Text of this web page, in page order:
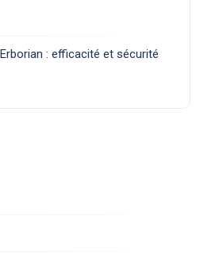
: efficacité et sécurité